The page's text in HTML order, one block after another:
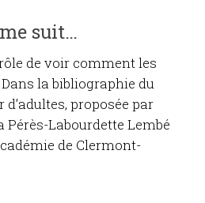
suit…
de voir comment les
la bibliographie du
proposée par
Pérès-Labourdette Lembé
de Clermont-